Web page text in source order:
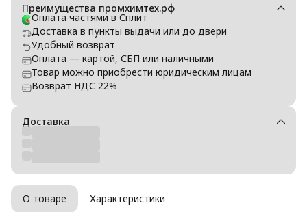
Преимущества промхимтех.рф
Оплата частями в Сплит
Доставка в пункты выдачи или до двери
Удобный возврат
Оплата — картой, СБП или наличными
Товар можно приобрести юридическим лицам
Возврат НДС 22%
Доставка
О товаре Характеристики